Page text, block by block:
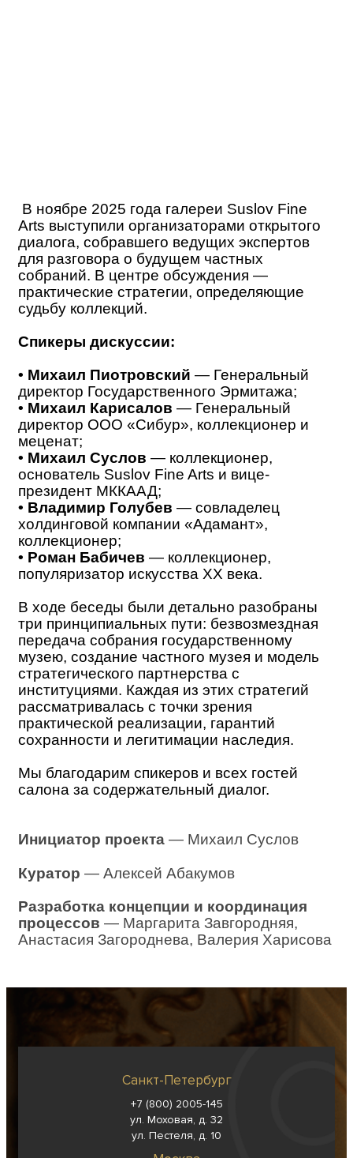
В ноябре 2025 года галереи Suslov Fine
Arts выступили организаторами открытого
диалога, собравшего ведущих экспертов
для разговора о будущем частных
собраний. В центре обсуждения —
практические стратегии, определяющие
судьбу коллекций.
Спикеры дискуссии:
• Михаил Пиотровский — Генеральный
директор Государственного Эрмитажа;
• Михаил Карисалов — Генеральный
директор ООО «Сибур», коллекционер и
меценат;
• Михаил Суслов — коллекционер,
основатель Suslov Fine Arts и вице-
президент МККААД;
• Владимир Голубев — совладелец
холдинговой компании «Адамант»,
коллекционер;
• Роман Бабичев — коллекционер,
популяризатор искусства XX века.
В ходе беседы были детально разобраны
три принципиальных пути: безвозмездная
передача собрания государственному
музею, создание частного музея и модель
стратегического партнерства с
институциями. Каждая из этих стратегий
рассматривалась с точки зрения
практической реализации, гарантий
сохранности и легитимации наследия.
Мы благодарим спикеров и всех гостей
салона за содержательный диалог.
Инициатор проекта — Михаил Суслов
Куратор — Алексей Абакумов
Разработка концепции и координация
процессов — Маргарита Завгородняя,
Анастасия Загороднева, Валерия Харисова
Санкт-Петербург
+7 (800) 2005-145
ул. Моховая, д. 32
ул. Пестеля, д. 10